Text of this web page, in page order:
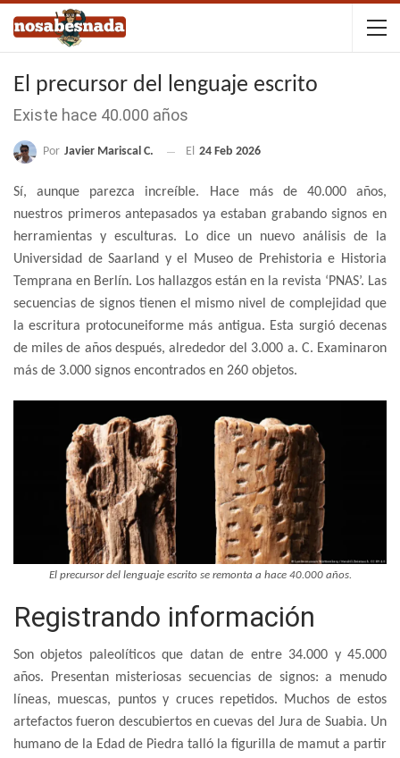
El precursor del lenguaje escrito
Existe hace 40.000 años
Por Javier Mariscal C. El 24 Feb 2026
Sí, aunque parezca increíble. Hace más de 40.000 años,
nuestros primeros antepasados ya estaban grabando signos en
herramientas y esculturas. Lo dice un nuevo análisis de la
Universidad de Saarland y el Museo de Prehistoria e Historia
Temprana en Berlín. Los hallazgos están en la revista ‘PNAS’. Las
secuencias de signos tienen el mismo nivel de complejidad que
la escritura protocuneiforme más antigua. Esta surgió decenas
de miles de años después, alrededor del 3.000 a. C. Examinaron
más de 3.000 signos encontrados en 260 objetos.
El precursor del lenguaje escrito se remonta a hace 40.000 años.
Registrando información
Son objetos paleolíticos que datan de entre 34.000 y 45.000
años. Presentan misteriosas secuencias de signos: a menudo
líneas, muescas, puntos y cruces repetidos. Muchos de estos
artefactos fueron descubiertos en cuevas del Jura de Suabia. Un
humano de la Edad de Piedra talló la figurilla de mamut a partir